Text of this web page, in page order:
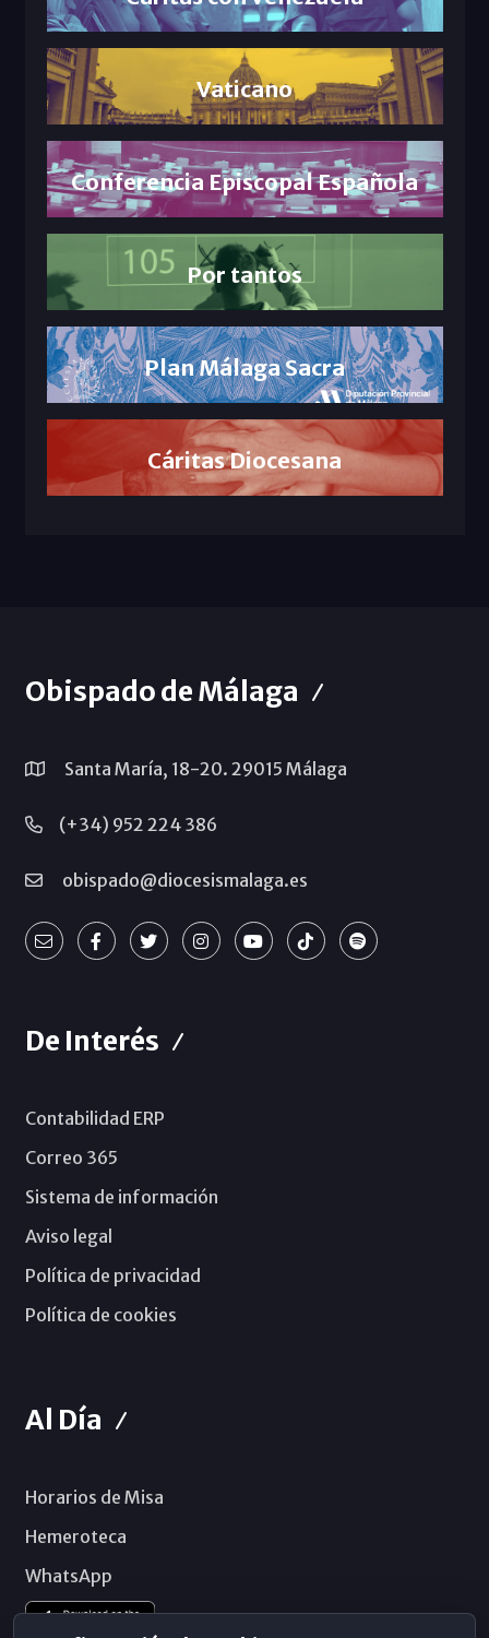
Vaticano
Conferencia Episcopal Española
Por tantos
Plan Málaga Sacra
Cáritas Diocesana
Obispado de Málaga
Santa María, 18-20. 29015 Málaga
(+34) 952 224 386
obispado@diocesismalaga.es
De Interés
Contabilidad ERP
Correo 365
Sistema de información
Aviso legal
Política de privacidad
Política de cookies
Al Día
Horarios de Misa
Hemeroteca
WhatsApp